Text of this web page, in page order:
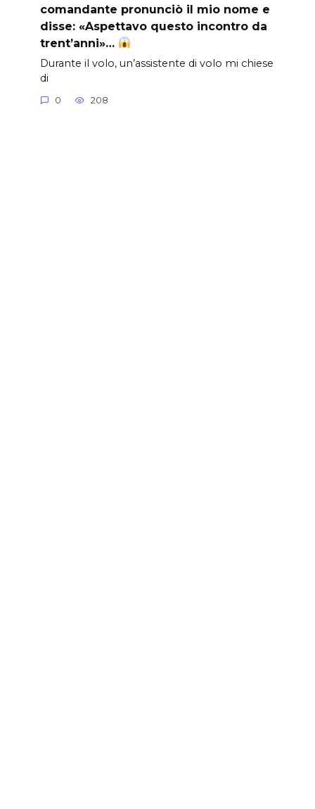
comandante pronunciò il mio nome e
disse: «Aspettavo questo incontro da
trent’anni»…
Durante il volo, un’assistente di volo mi chiese
di
0 208